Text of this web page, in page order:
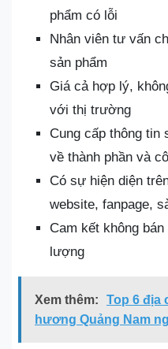
phẩm có lỗi
Nhân viên tư vấn
sản phẩm
Giá cả hợp lý,
với thị trường
Cung cấp thông tin
về thành phần và
Có sự hiện diện
website, fanpage,
Cam kết không
lượng
Xem thêm:
Top 6 địa
hương Quảng Nam